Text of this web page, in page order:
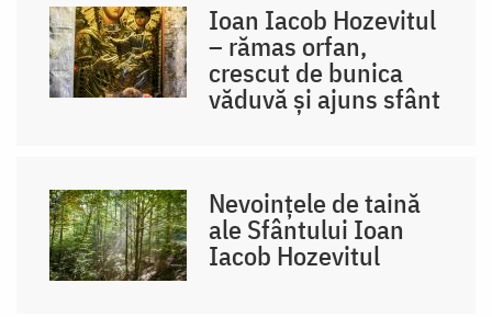
Ioan Iacob Hozevitul
– rămas orfan,
crescut de bunica
văduvă și ajuns sfânt
Nevoințele de taină
ale Sfântului Ioan
Iacob Hozevitul